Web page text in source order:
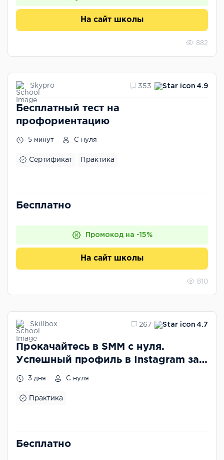
На сайт школы
882
Skypro 353 4.9
Бесплатный тест на
профориентацию
5 минут С нуля
Сертификат Практика
Бесплатно
Промокод на -15%
На сайт школы
810
Skillbox 267 4.7
Прокачайтесь в SMM с нуля.
Успешный профиль в Instagram за 3
3 дня С нуля
Практика
Бесплатно